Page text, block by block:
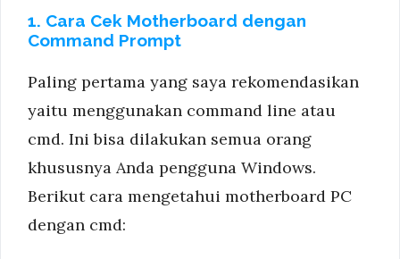
1. Cara Cek Motherboard dengan
Command Prompt
Paling pertama yang saya rekomendasikan
yaitu menggunakan command line atau
cmd. Ini bisa dilakukan semua orang
khususnya Anda pengguna Windows.
Berikut cara mengetahui motherboard PC
dengan cmd: